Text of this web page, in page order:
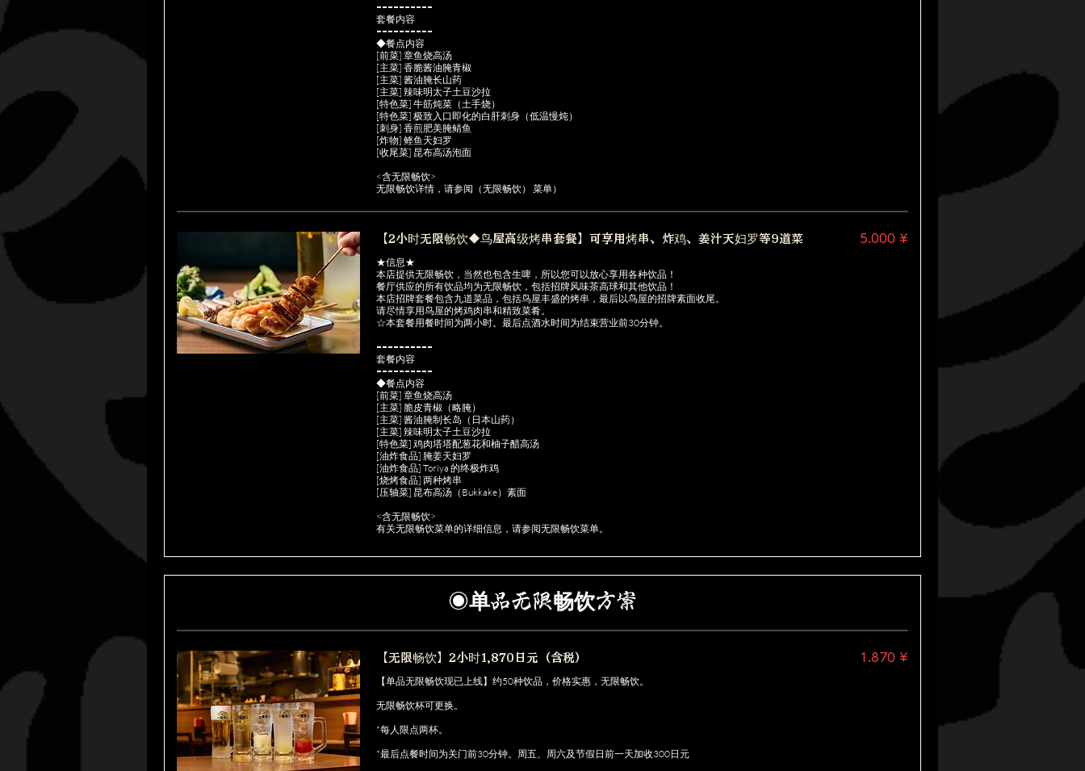
==========
套餐内容
==========
◆餐点内容
[前菜] 章鱼烧高汤
[主菜] 香脆酱油腌青椒
[主菜] 酱油腌长山药
[主菜] 辣味明太子土豆沙拉
[特色菜] 牛筋炖菜（土手烧）
[特色菜] 极致入口即化的白肝刺身（低温慢炖）
[刺身] 香煎肥美腌鲭鱼
[炸物] 鲣鱼天妇罗
[收尾菜] 昆布高汤泡面
<含无限畅饮>
无限畅饮详情，请参阅（无限畅饮） 菜单）
【2小时无限畅饮◆鸟屋高级烤串套餐】可享用烤串、炸鸡、姜汁天妇罗等9道菜
★信息★
本店提供无限畅饮，当然也包含生啤，所以您可以放心享用各种饮品！
餐厅供应的所有饮品均为无限畅饮，包括招牌风味茶高球和其他饮品！
本店招牌套餐包含九道菜品，包括鸟屋丰盛的烤串，最后以鸟屋的招牌素面收尾。
请尽情享用鸟屋的烤鸡肉串和精致菜肴。
☆本套餐用餐时间为两小时。最后点酒水时间为结束营业前30分钟。
==========
套餐内容
==========
◆餐点内容
[前菜] 章鱼烧高汤
[主菜] 脆皮青椒（略腌）
[主菜] 酱油腌制长岛（日本山药）
[主菜] 辣味明太子土豆沙拉
[特色菜] 鸡肉塔塔配葱花和柚子醋高汤
[油炸食品] 腌姜天妇罗
[油炸食品] Toriya 的终极炸鸡
[烧烤食品] 两种烤串
[压轴菜] 昆布高汤（Bukkake）素面
<含无限畅饮>
有关无限畅饮菜单的详细信息，请参阅无限畅饮菜单。
5.000 ¥
◉单品无限畅饮方案
【无限畅饮】2小时1,870日元（含税）
【单品无限畅饮现已上线】约50种饮品，价格实惠，无限畅饮。
无限畅饮杯可更换。
*每人限点两杯。
*最后点餐时间为关门前30分钟。周五、周六及节假日前一天加收300日元
1.870 ¥